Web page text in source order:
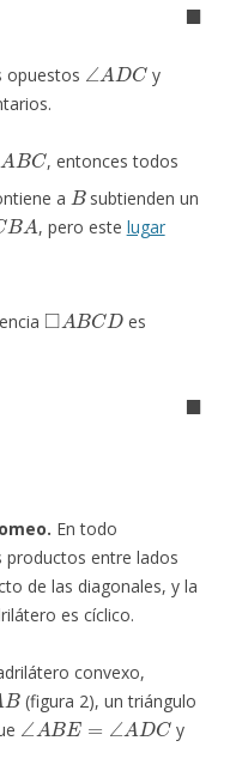
opuestos
∠ A D C
y
ABC
, entonces todos
a
B
subtienden un
BA
, pero este lugar
es
En todo
productos entre lados
de las diagonales, y la
es cíclico.
convexo,
B
(figura 2), un triángulo
∠ABE =∠ADC
y